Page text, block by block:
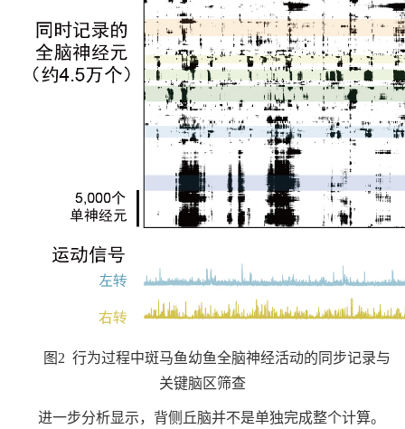
图 2 行为过程中斑马鱼幼鱼全脑神经活动的同步记录与
关键脑区筛查
进一步分析显示，背侧丘脑并不是单独完成整个计算。